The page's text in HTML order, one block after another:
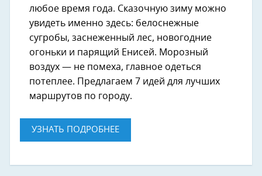
любое время года. Сказочную зиму можно
увидеть именно здесь: белоснежные
сугробы, заснеженный лес, новогодние
огоньки и парящий Енисей. Морозный
воздух — не помеха, главное одеться
потеплее. Предлагаем 7 идей для лучших
маршрутов по городу.
УЗНАТЬ ПОДРОБНЕЕ